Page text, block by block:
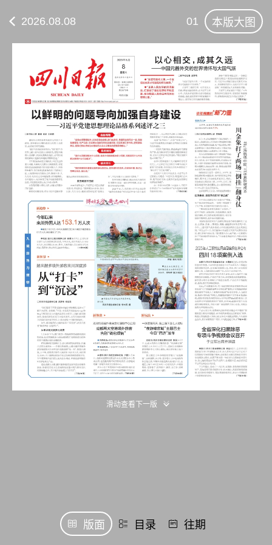
2026.08.08 01 本版大图
滑动查看下一版
版面 目录 往期